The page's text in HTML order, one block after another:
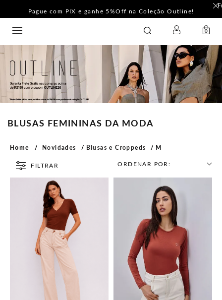
Pague com PIX e ganhe 5%Off na Coleção Outline!
0
BLUSAS FEMININAS DA MODA
Home Novidades Blusas e Croppeds M
FILTRAR ORDENAR POR: